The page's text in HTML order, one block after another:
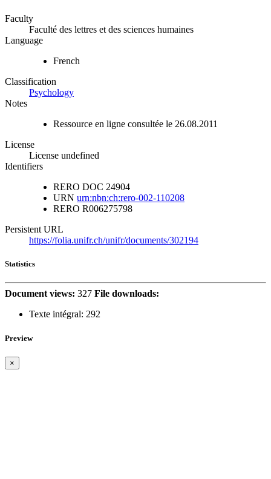
Faculty
Faculté des lettres et des sciences humaines
Language
French
Classification
Psychology
Notes
Ressource en ligne consultée le 26.08.2011
License
License undefined
Identifiers
RERO DOC 24904
URN urn:nbn:ch:rero-002-110208
RERO R006275798
Persistent URL
https://folia.unifr.ch/unifr/documents/302194
Statistics
Document views: 327 File downloads:
Texte intégral: 292
Preview
×